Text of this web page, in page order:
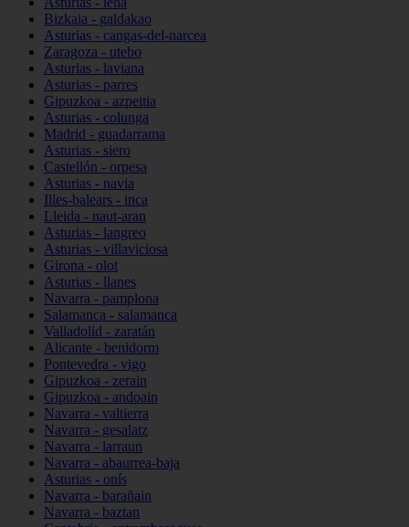
Bizkaia - galdakao
Asturias - cangas-del-narcea
Zaragoza - utebo
Asturias - laviana
Asturias - parres
Gipuzkoa - azpeitia
Asturias - colunga
Madrid - guadarrama
Asturias - siero
Castellón - orpesa
Asturias - navia
Illes-balears - inca
Lleida - naut-aran
Asturias - langreo
Asturias - villaviciosa
Girona - olot
Asturias - llanes
Navarra - pamplona
Salamanca - salamanca
Valladolid - zaratán
Alicante - benidorm
Pontevedra - vigo
Gipuzkoa - zerain
Gipuzkoa - andoain
Navarra - valtierra
Navarra - gesalatz
Navarra - larraun
Navarra - abaurrea-baja
Asturias - onís
Navarra - barañain
Navarra - baztan